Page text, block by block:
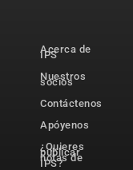
Acerca de
IPS
Nuestros
socios
Contáctenos
Apóyenos
¿Quieres
publicar
notas de
IPS?